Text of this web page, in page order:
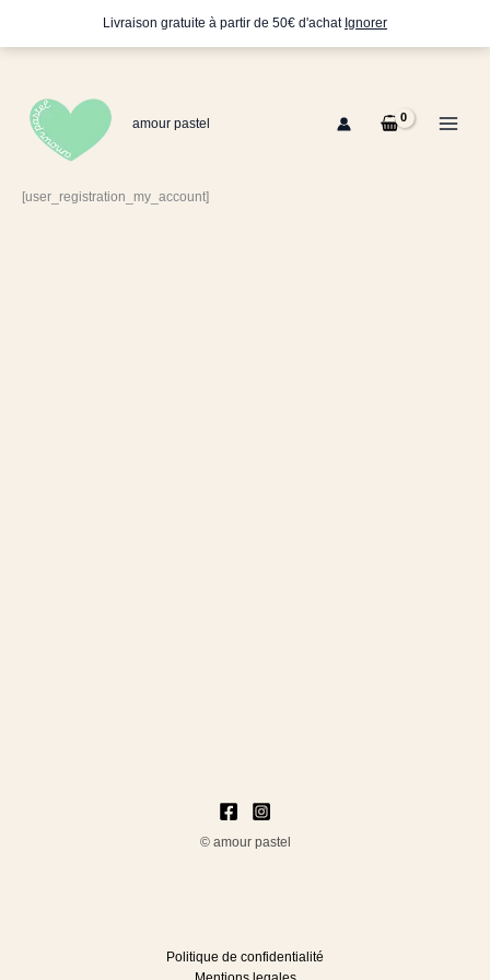
Livraison gratuite à partir de 50€ d'achat Ignorer
contenu
amour pastel
[user_registration_my_account]
© amour pastel
Politique de confidentialité